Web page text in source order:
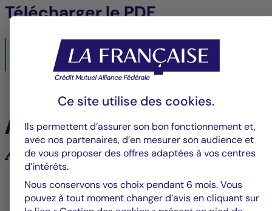
Télécharger le PDF
Titre du document
00/00/0000- PDF Ko
À la une
Analyses et tendances des marchés
6
Ce site utilise des cookies.
Ils permettent d’assurer son bon fonctionnement et,
avec nos partenaires, d’en mesurer son audience et
de vous proposer des offres adaptées à vos centres
d’intérêts.
Nous conservons vos choix pendant 6 mois. Vous
pouvez à tout moment changer d’avis en cliquant sur